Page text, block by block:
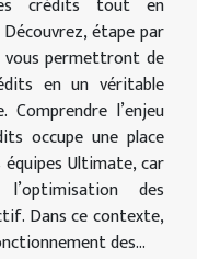
crédits tout en
étape par
vous permettront de
en un véritable
l’enjeu
occupe une place
Ultimate, car
des
Dans ce contexte,
des...